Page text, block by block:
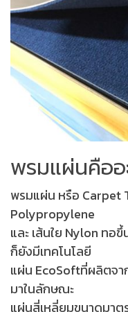
พรมแผ่นคืออ
พรมแผ่น หรือ Carpet
Polypropylene
และ เส้นใย Nylon ทอ
ก็ยังมีเทคโนโลยี
แผ่น EcoSoftที่ผลิตจ
มาในลักษณะ
แผ่นสี่เหลี่ยมขนาดมา